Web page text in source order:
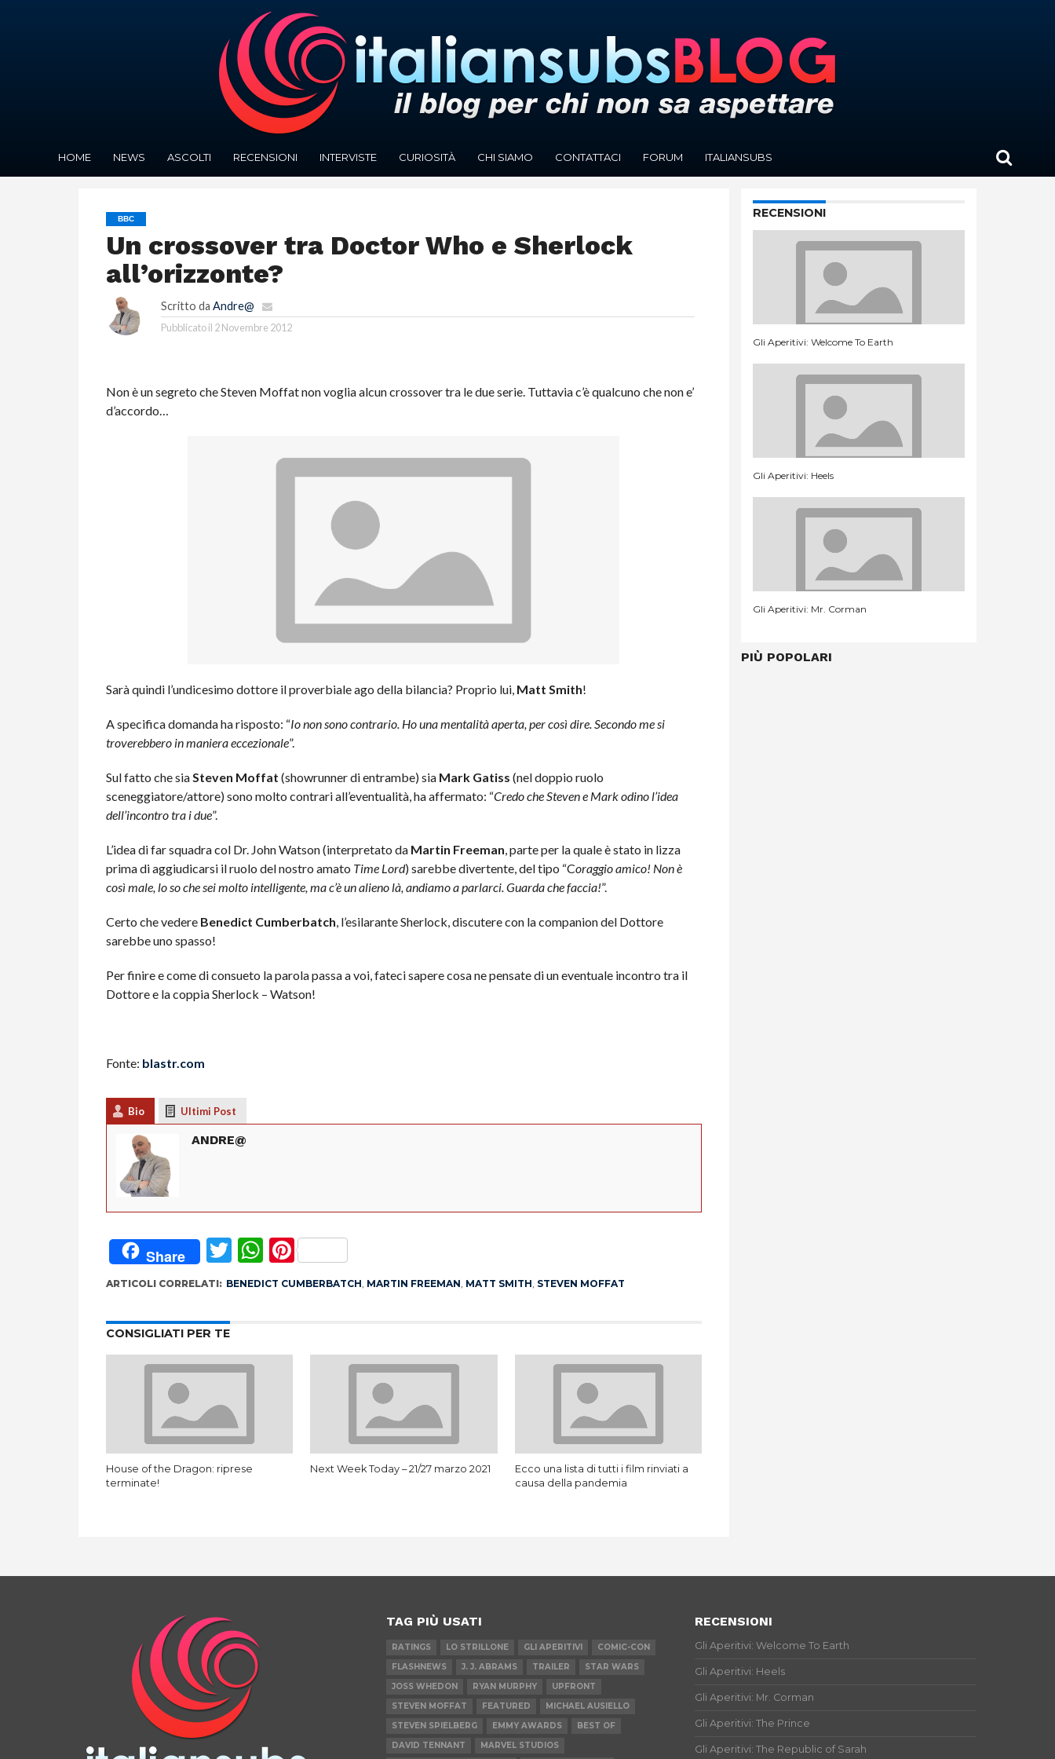
HOME NEWS ASCOLTI RECENSIONI INTERVISTE CURIOSITÀ CHI SIAMO CONTATTACI FORUM ITALIANSUBS
BBC
Un crossover tra Doctor Who e Sherlock
all’orizzonte?
Scritto da Andre@
Pubblicato il 2 Novembre 2012
Non è un segreto che Steven Moffat non voglia alcun crossover tra le due serie. Tuttavia c’è qualcuno che non e’
d’accordo…
Sarà quindi l’undicesimo dottore il proverbiale ago della bilancia? Proprio lui, Matt Smith!
A specifica domanda ha risposto: “Io non sono contrario. Ho una mentalità aperta, per così dire. Secondo me si
troverebbero in maniera eccezionale”.
Sul fatto che siaSteven Moffat (showrunner di entrambe) sia Mark Gatiss (nel doppio ruolo
sceneggiatore/attore) sono molto contrari all’eventualità, ha affermato: “Credo che Steven e Mark odino l’idea
dell’incontro tra i due”.
L’idea di far squadra col Dr. John Watson (interpretato da Martin Freeman, parte per la quale è stato in lizza
prima di aggiudicarsi il ruolo del nostro amato Time Lord) sarebbe divertente, del tipo “Coraggio amico! Non è
così male, lo so che sei molto intelligente, ma c’è un alieno là, andiamo a parlarci. Guarda che faccia!”.
Certo che vedere Benedict Cumberbatch, l’esilarante Sherlock, discutere con la companion del Dottore
sarebbe uno spasso!
Per finire e come di consueto la parola passa a voi, fateci sapere cosa ne pensate di un eventuale incontro tra il
Dottore e la coppia Sherlock – Watson!
Fonte: blastr.com
Bio Ultimi Post
ANDRE@
Share Twitter
WhatsApp
Pinterest
ARTICOLI CORRELATI: BENEDICT CUMBERBATCH, MARTIN FREEMAN, MATT SMITH, STEVEN MOFFAT
CONSIGLIATI PER TE
House of the Dragon: riprese
terminate!
Next Week Today – 21/27 marzo 2021
Ecco una lista di tutti i film rinviati a
causa della pandemia
RECENSIONI
Gli Aperitivi: Welcome To Earth
Gli Aperitivi: Heels
Gli Aperitivi: Mr. Corman
PIÙ POPOLARI
TAG PIÙ USATI
RATINGS LO STRILLONE GLI APERITIVI
COMIC-CON
FLASHNEWS
J. J. ABRAMS TRAILER
STAR WARS
JOSS WHEDON
RYAN MURPHY
UPFRONT
STEVEN MOFFAT
FEATURED
MICHAEL AUSIELLO
STEVEN SPIELBERG
EMMY AWARDS
BEST OF
DAVID TENNANT
MARVEL STUDIOS
RECENSIONI
Gli Aperitivi: Welcome To Earth
Gli Aperitivi: Heels
Gli Aperitivi: Mr. Corman
Gli Aperitivi: The Prince
Gli Aperitivi: The Republic of Sarah